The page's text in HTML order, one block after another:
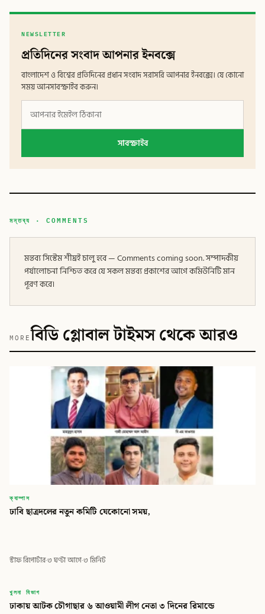
NEWSLETTER
প্রতিদিনের সংবাদ আপনার ইনবক্সে
বাংলাদেশ ও বিশ্বের প্রতিদিনের প্রধান সংবাদ সরাসরি আপনার ইনবক্সে। যে কোনো
সময় আনসাবস্ক্রাইব করুন।
সাবস্ক্রাইব
মন্তব্য · COMMENTS
মন্তব্য সিস্টেম শীঘ্রই চালু হবে — Comments coming soon. সম্পাদকীয়
পর্যালোচনা নিশ্চিত করে যে সকল মন্তব্য প্রকাশের আগে কমিউনিটি মান
পূরণ করে।
MOREবিডি গ্লোবাল টাইমস থেকে আরও
ক্যাম্পাস
ঢাবি ছাত্রদলের নতুন কমিটি যেকোনো সময়,
স্টাফ রিপোর্টার·৩ ঘণ্টা আগে·৩ মিনিট
বিডি
বিডি গ্লোবাল টাইমস
খুলনা বিভাগ
ঢাকায় আটক চৌগাছার ৬ আওয়ামী লীগ নেতা ৩ দিনের রিমান্ডে